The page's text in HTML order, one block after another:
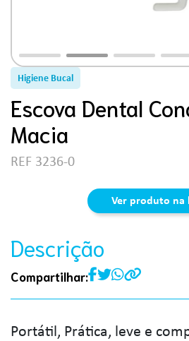
Higiene Bucal
Escova Dental
Macia
REF 3236-0
Ver produto na
Descrição
Compartilhar:
Portátil, Prática, leve e